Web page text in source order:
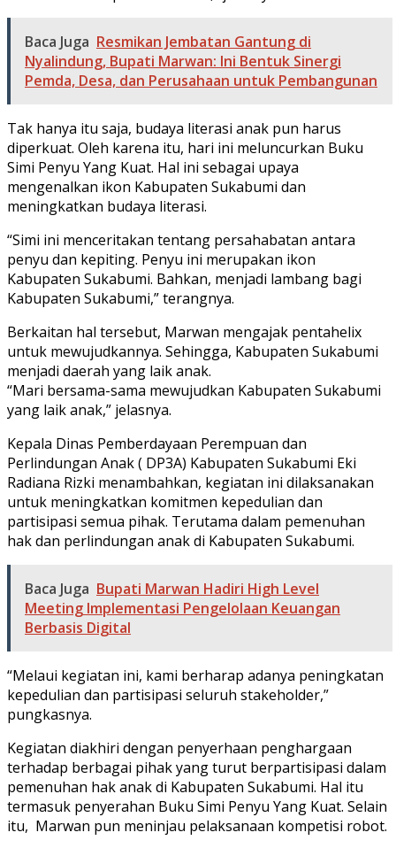
Baca Juga Resmikan Jembatan Gantung di
Nyalindung, Bupati Marwan: Ini Bentuk Sinergi
Pemda, Desa, dan Perusahaan untuk Pembangunan
Tak hanya itu saja, budaya literasi anak pun harus
diperkuat. Oleh karena itu, hari ini meluncurkan Buku
Simi Penyu Yang Kuat. Hal ini sebagai upaya
mengenalkan ikon Kabupaten Sukabumi dan
meningkatkan budaya literasi.
“Simi ini menceritakan tentang persahabatan antara
penyu dan kepiting. Penyu ini merupakan ikon
Kabupaten Sukabumi. Bahkan, menjadi lambang bagi
Kabupaten Sukabumi,” terangnya.
Berkaitan hal tersebut, Marwan mengajak pentahelix
untuk mewujudkannya. Sehingga, Kabupaten Sukabumi
menjadi daerah yang laik anak.
“Mari bersama-sama mewujudkan Kabupaten Sukabumi
yang laik anak,” jelasnya.
Kepala Dinas Pemberdayaan Perempuan dan
Perlindungan Anak ( DP3A) Kabupaten Sukabumi Eki
Radiana Rizki menambahkan, kegiatan ini dilaksanakan
untuk meningkatkan komitmen kepedulian dan
partisipasi semua pihak. Terutama dalam pemenuhan
hak dan perlindungan anak di Kabupaten Sukabumi.
Baca Juga Bupati Marwan Hadiri High Level
Meeting Implementasi Pengelolaan Keuangan
Berbasis Digital
“Melaui kegiatan ini, kami berharap adanya peningkatan
kepedulian dan partisipasi seluruh stakeholder,”
pungkasnya.
Kegiatan diakhiri dengan penyerhaan penghargaan
terhadap berbagai pihak yang turut berpartisipasi dalam
pemenuhan hak anak di Kabupaten Sukabumi. Hal itu
termasuk penyerahan Buku Simi Penyu Yang Kuat. Selain
itu, Marwan pun meninjau pelaksanaan kompetisi robot.